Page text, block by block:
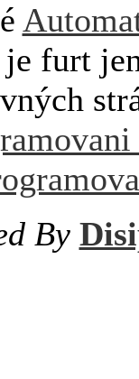
je furt
By